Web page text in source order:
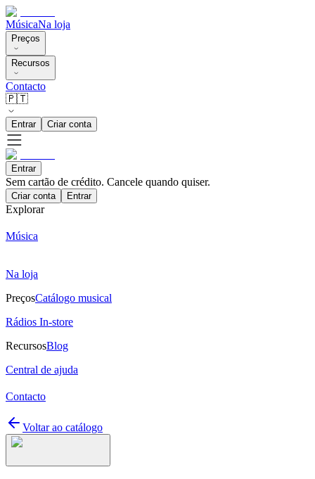
MúsicaNa loja
Preços
Recursos
Contacto
🇵🇹
Entrar Criar conta
Entrar
Sem cartão de crédito. Cancele quando quiser.
Criar conta Entrar
Explorar
Música
Na loja
PreçosCatálogo musical
Rádios In-store
RecursosBlog
Central de ajuda
Contacto
Voltar ao catálogo